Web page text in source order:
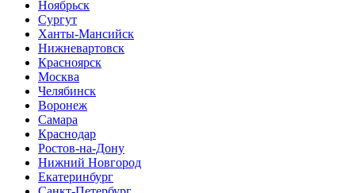
Ноябрьск
Сургут
Ханты-Мансийск
Нижневартовск
Красноярск
Москва
Челябинск
Воронеж
Самара
Краснодар
Ростов-на-Дону
Нижний Новгород
Екатеринбург